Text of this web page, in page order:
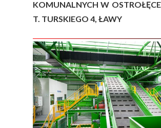
KOMUNALNYCH W OSTROŁĘCE
T. TURSKIEGO 4, ŁAWY